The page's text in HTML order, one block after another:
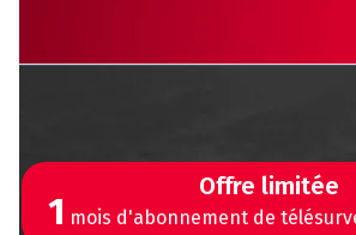
Offre limitée
1 mois d'abonnement de